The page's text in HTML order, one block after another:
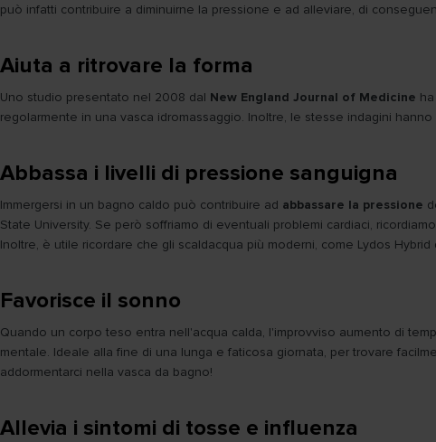
può infatti contribuire a diminuirne la pressione e ad alleviare, di
Aiuta a ritrovare la forma
Uno studio presentato nel 2008 dal New England Journal of Medicine
regolarmente in una vasca idromassaggio. Inoltre, le stesse indagini
Abbassa i livelli di pressione sanguigna
Immergersi in un bagno caldo può contribuire ad abbassare la pressione
State University. Se però soffriamo di eventuali problemi cardiaci,
Inoltre, è utile ricordare che gli scaldacqua più moderni, come Lydos
Favorisce il sonno
Quando un corpo teso entra nell'acqua calda, l'improvviso aumento di
mentale. Ideale alla fine di una lunga e faticosa giornata, per trovare
addormentarci nella vasca da bagno!
Allevia i sintomi di tosse e influenza